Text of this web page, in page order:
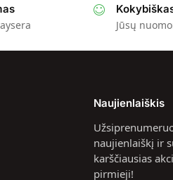
Jūsų
Naujienlaiškis
naujienlaiškį ir
karščiausias
pirmieji!